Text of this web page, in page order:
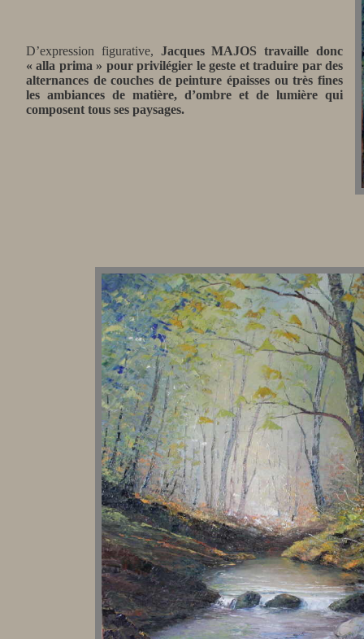
D’expression figurative, Jacques MAJOS travaille donc
« alla prima » pour privilégier le geste et traduire par des
alternances de couches de peinture épaisses ou très fines
les ambiances de matière, d’ombre et de lumière qui
composent tous ses paysages.